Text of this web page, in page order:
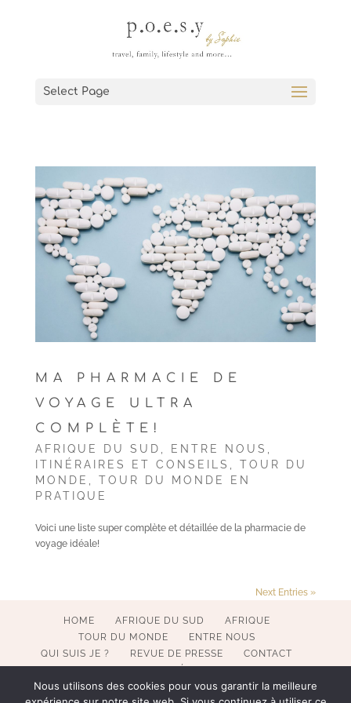
Select Page
MA PHARMACIE DE
VOYAGE ULTRA
COMPLÈTE!
AFRIQUE DU SUD ENTRE NOUS
ITINÉRAIRES ET CONSEILS
TOUR DU
MONDE
TOUR DU MONDE EN
PRATIQUE
Voici une liste super complète et détaillée de la pharmacie de
voyage idéale!
Next Entries »
HOME AFRIQUE DU SUD
AFRIQUE
TOUR DU MONDE
ENTRE NOUS
QUI SUIS JE ?
REVUE DE PRESSE
CONTACT
Nous utilisons des cookies pour vous garantir la meilleure